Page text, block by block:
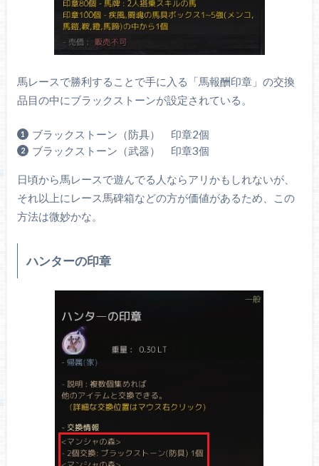
馬レースで勝利することで手に入る「馬報酬印章」の交換
品目の中にブラックストーンが設定されている。
ブラックストーン（防具） 印章2個
ブラックストーン（武器） 印章3個
日頃から馬レースで遊んでる人ならアリかもしれないが、
それ以上にレース馬碑箱などの方が価値があるため、この
方法は微妙かな。
ハンターの印章